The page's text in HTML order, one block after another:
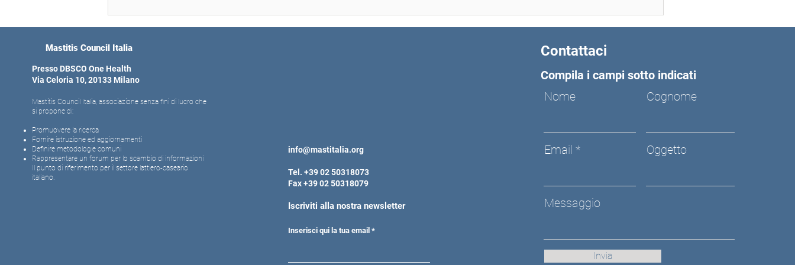
Mastitis Council Italia
Presso DBSCO One Health
Via Celoria 10, 20133 Milano
Mastitis Council Italia, associazione senza fini di lucro che
si propone di:
Promuovere la ricerca
Fornire istruzione ed aggiornamenti
Definire metodologie comuni
Rappresentare un forum per lo scambio di informazioni
Il punto di riferimento per il settore lattiero-caseario
italiano.
info@mastitalia.org
Tel. +39 02 50318073
Fax +39 02 50318079
Iscriviti alla nostra newsletter
Inserisci qui la tua email
Contattaci
Compila i campi sotto indicati
Nome
Cognome
Email Oggetto
Messaggio
Invia